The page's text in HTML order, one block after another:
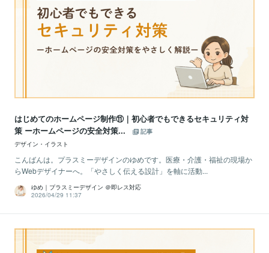
はじめてのホームページ制作⑪｜初心者でもできるセキュリティ対
策 ーホームページの安全対策...
記事
デザイン・イラスト
こんばんは。プラスミーデザインのゆめです。医療・介護・福祉の現場か
らWebデザイナーへ。「やさしく伝える設計」を軸に活動...
ゆめ｜プラスミーデザイン ＠即レス対応
2026/04/29 11:37